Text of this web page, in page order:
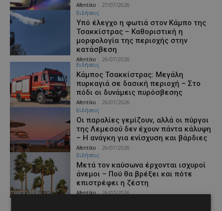
Afentiko 27/07/2026
Ειδήσεις
Υπό έλεγχο η φωτιά στον Κάμπο της
Τσακκίστρας – Καθοριστική η
μορφολογία της περιοχής στην
κατάσβεση
Afentiko 26/07/2026
Ειδήσεις
Κάμπος Τσακκίστρας: Μεγάλη
πυρκαγιά σε δασική περιοχή – Στο
πόδι οι δυνάμεις πυρόσβεσης
Afentiko 26/07/2026
Ειδήσεις
Οι παραλίες γεμίζουν, αλλά οι πύργοι
της Λεμεσού δεν έχουν πάντα κάλυψη
– Η ανάγκη για ενίσχυση και βάρδιες
Afentiko 26/07/2026
Ειδήσεις
Μετά τον καύσωνα έρχονται ισχυροί
άνεμοι – Πού θα βρέξει και πότε
επιστρέφει η ζέστη
Afentiko - 26/07/2026